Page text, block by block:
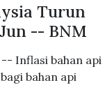
Turun
-- BNM
-- Inflasi bahan api
bahan api